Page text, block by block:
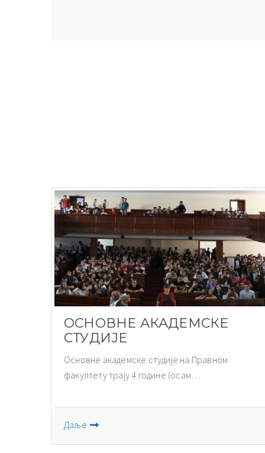
ОСНОВНЕ АКАДЕМСКЕ
СТУДИЈЕ
Основне академске студије на Правном
факултету трају 4 године (осам…
Даље